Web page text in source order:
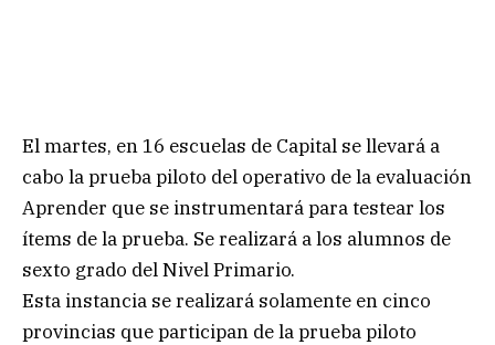
El martes, en 16 escuelas de Capital se llevará a
cabo la prueba piloto del operativo de la evaluación
Aprender que se instrumentará para testear los
ítems de la prueba. Se realizará a los alumnos de
sexto grado del Nivel Primario.
Esta instancia se realizará solamente en cinco
provincias que participan de la prueba piloto